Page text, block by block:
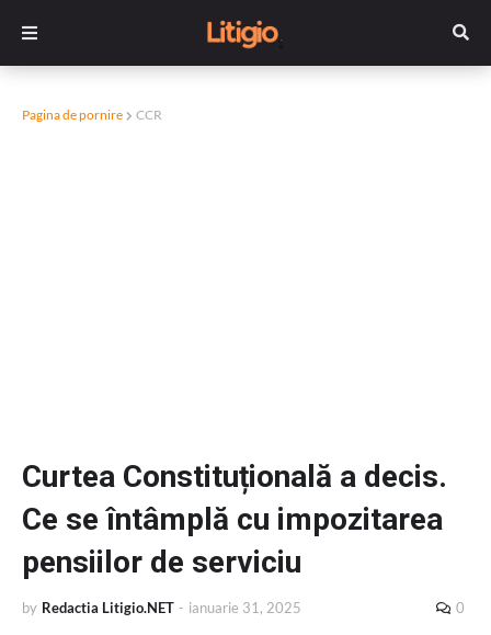
Pagina de pornire CCR
Curtea Constituțională a decis.
Ce se întâmplă cu impozitarea
pensiilor de serviciu
by Redactia Litigio.NET - ianuarie 31, 2025 0